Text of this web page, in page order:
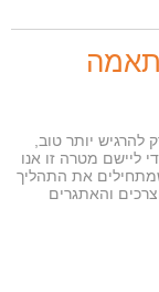
יותר טוב,
ליישם מטרה זו אנו
את התהליך
והאתגרים